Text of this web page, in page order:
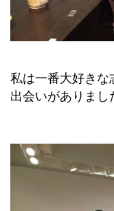
私は一番大好きな
出会いがありまし